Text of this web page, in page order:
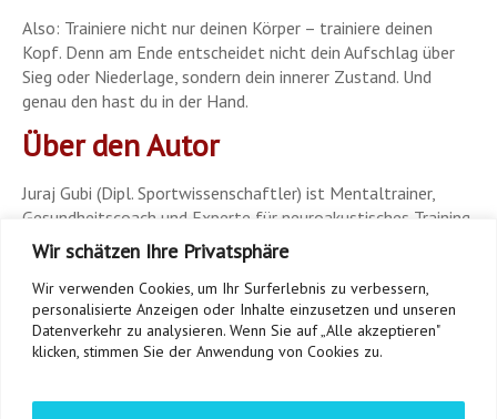
Wir schätzen Ihre Privatsphäre
Wir verwenden Cookies, um Ihr Surferlebnis zu verbessern,
personalisierte Anzeigen oder Inhalte einzusetzen und unseren
Datenverkehr zu analysieren. Wenn Sie auf „Alle akzeptieren"
klicken, stimmen Sie der Anwendung von Cookies zu.
Also: Trainiere nicht nur deinen Körper – trainiere deinen
Kopf. Denn am Ende entscheidet nicht dein Aufschlag über
Sieg oder Niederlage, sondern dein innerer Zustand. Und
genau den hast du in der Hand.
Über den Autor
Juraj Gubi (Dipl. Sportwissenschaftler) ist Mentaltrainer,
Gesundheitscoach und Experte für neuroakustisches Training.
Mit seiner Marke NeuroBeats.eu unterstützt er Menschen
dabei, Stress abzubauen, Fokus zu stärken und mentale
Balance zu finden – auf dem Tennisplatz und im Alltag.
www.neurobeats.eu|www.sporthera-akademie.com|
www.gubi.de